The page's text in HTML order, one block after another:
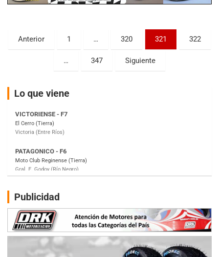
Paginación
de
entradas
Anterior 1 … 320 321 322
… 347 Siguiente
Lo que viene
KDO - F6
ENTRERRIANO - F6 (POSTERGADA)
Parque de la Velocidad (Asfalto)
Victoria (Entre Ríos)
PATAGONICO - F6
Moto Club Reginense (Tierra)
Gral. E. Godoy (Río Negro)
CSK - F7
Juventud Unida (Tierra)
Humboldt (Santa Fe)
Ciudad de Avellaneda (Asfalto)
Avellaneda (Santa Fe)
SUR SANTAFESINO - F4
José Samuel Sánchez (Tierra)
Rufino (Santa Fe)
Publicidad